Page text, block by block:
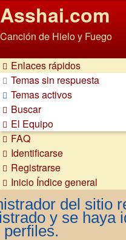
Asshai.com
Canción de Hielo y Fuego
Enlaces rápidos
Temas sin respuesta
Temas activos
Buscar
El Equipo
FAQ
Identificarse
Registrarse
Inicio Índice general
del sitio
y se haya